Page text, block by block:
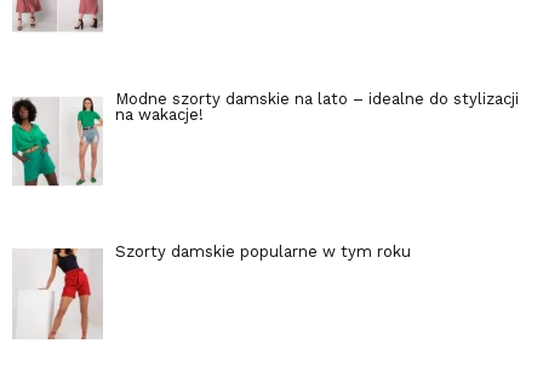
Modne szorty damskie na lato – idealne do stylizacji
na wakacje!
Szorty damskie popularne w tym roku